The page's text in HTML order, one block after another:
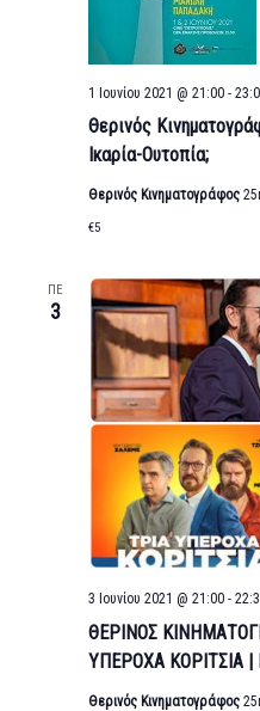
Θερινός
Ικαρία-Ουτοπία;
1 Ιουνίου 2021 @ 21:00-
Θερινός Κινηματογράφος
€5
ΠΕ
3
ΘΕΡΙΝΟΣ
ΥΠΕΡΟΧΑ ΚΟΡΙΤΣΙΑ |
3 Ιουνίου 2021 @ 21:00-
Θερινός Κινηματογράφος